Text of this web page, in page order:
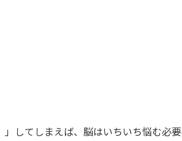
してしまえば、脳はいちいち悩む必要